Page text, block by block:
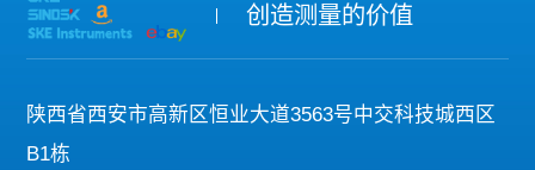
创造测量的价值
陕西省西安市高新区恒业大道3563号中交科技城西区
B1栋